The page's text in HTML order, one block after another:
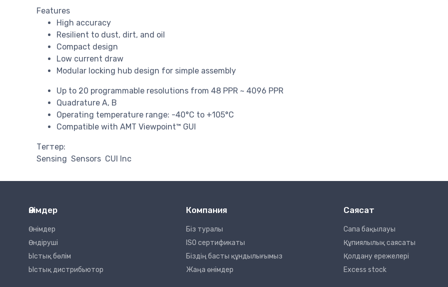
Features
High accuracy
Resilient to dust, dirt, and oil
Compact design
Low current draw
Modular locking hub design for simple assembly
Up to 20 programmable resolutions from 48 PPR ~ 4096 PPR
Quadrature A, B
Operating temperature range: -40°C to +105°C
Compatible with AMT Viewpoint™ GUI
Тегтер:
Sensing Sensors CUI Inc
Өнімдер
Өнімдер
Өндіруші
Ыстық бөлім
Ыстық дистрибьютор
Компания
Біз туралы
ISO сертификаты
Біздің басты құндылығымыз
Жаңа өнімдер
Саясат
Сапа бақылауы
Құпиялылық саясаты
Қолдану ережелері
Excess stock